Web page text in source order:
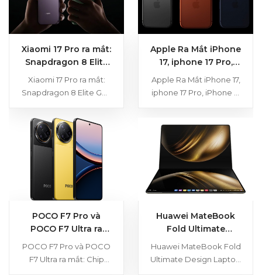
Xiaomi 17 Pro ra mắt:
Snapdragon 8 Elite
Gen 5, thiết kế nhỏ
gọn và có màn hình
phụ
Xiaomi 17 Pro ra mắt:
Snapdragon 8 Elite Gen
màn hình phụ
Apple Ra Mắt iPhone
17, iphone 17 Pro,
iPhone 17 Pro Max,
iPhone Air
Apple Ra Mắt iPhone 17,
iphone 17 Pro, iPhone 17
POCO F7 Pro và
POCO F7 Ultra ra
mắt: Chip
Snapdragon 8 Elite
POCO F7 Pro và POCO
F7 Ultra ra mắt: Chip
Huawei MateBook
Fold Ultimate
Design Laptop màn
hình gập đầu tiên
của hãng ra mắt
Huawei MateBook Fold
Ultimate Design Laptop